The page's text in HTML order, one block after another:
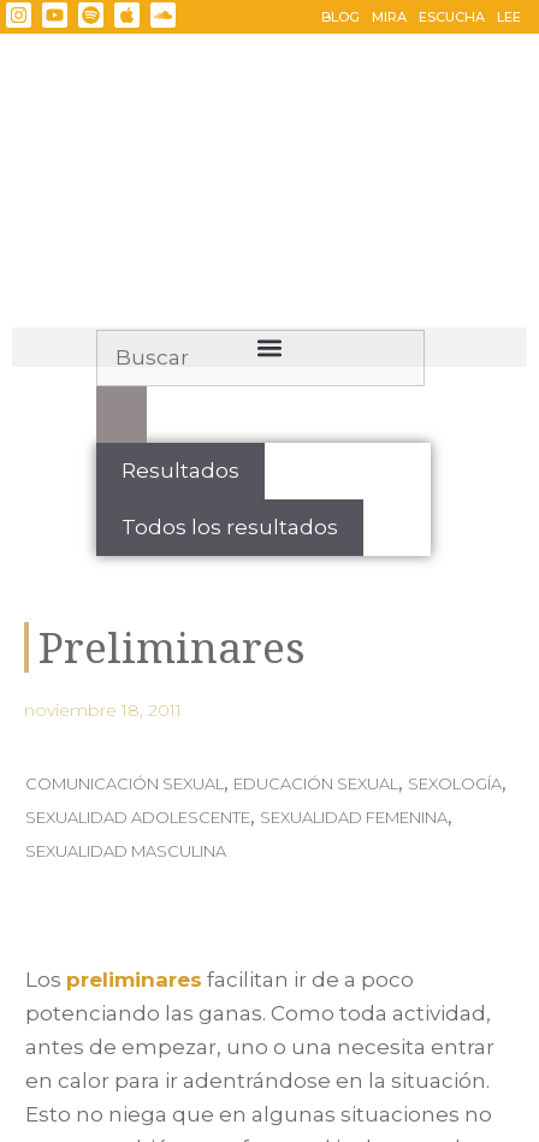
BLOG MIRA ESCUCHA LEE
Resultados
Todos los resultados
Preliminares
noviembre 18, 2011
COMUNICACIÓN SEXUAL , EDUCACIÓN SEXUAL , SEXOLOGÍA,
SEXUALIDAD ADOLESCENTE, SEXUALIDAD FEMENINA,
SEXUALIDAD MASCULINA
Los preliminares facilitan ir de a poco
potenciando las ganas. Como toda actividad,
antes de empezar, uno o una necesita entrar
en calor para ir adentrándose en la situación.
Esto no niega que en algunas situaciones no